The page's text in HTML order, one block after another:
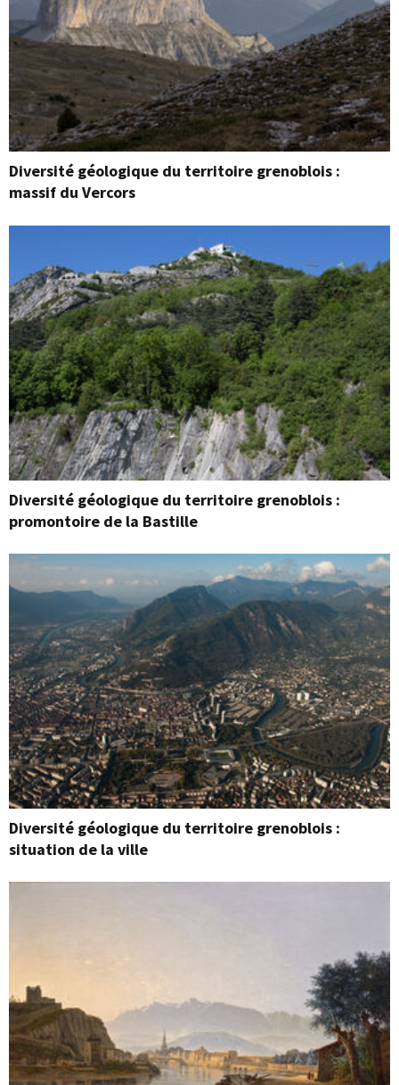
Diversité géologique du territoire grenoblois :
massif du Vercors
Diversité géologique du territoire grenoblois :
promontoire de la Bastille
Diversité géologique du territoire grenoblois :
situation de la ville